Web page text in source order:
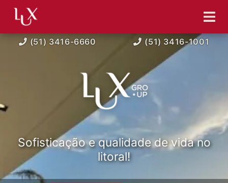
(51) 3416-6660 (51) 3416-1001
Sofisticação e qualidade de vida no
litoral!